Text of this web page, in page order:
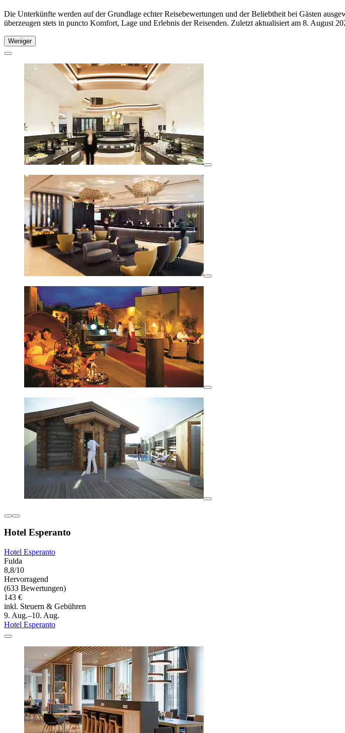
Die Unterkünfte werden auf der Grundlage echter Reisebewertungen und der Beliebtheit bei Gästen
überzeugen stets in puncto Komfort, Lage und Erlebnis der Reisenden. Zuletzt aktualisiert am 8. August
Weniger
Hotel Esperanto
Hotel Esperanto
Fulda
8,8/10
Hervorragend
(633 Bewertungen)
143 €
inkl. Steuern & Gebühren
9. Aug.–10. Aug.
Hotel Esperanto